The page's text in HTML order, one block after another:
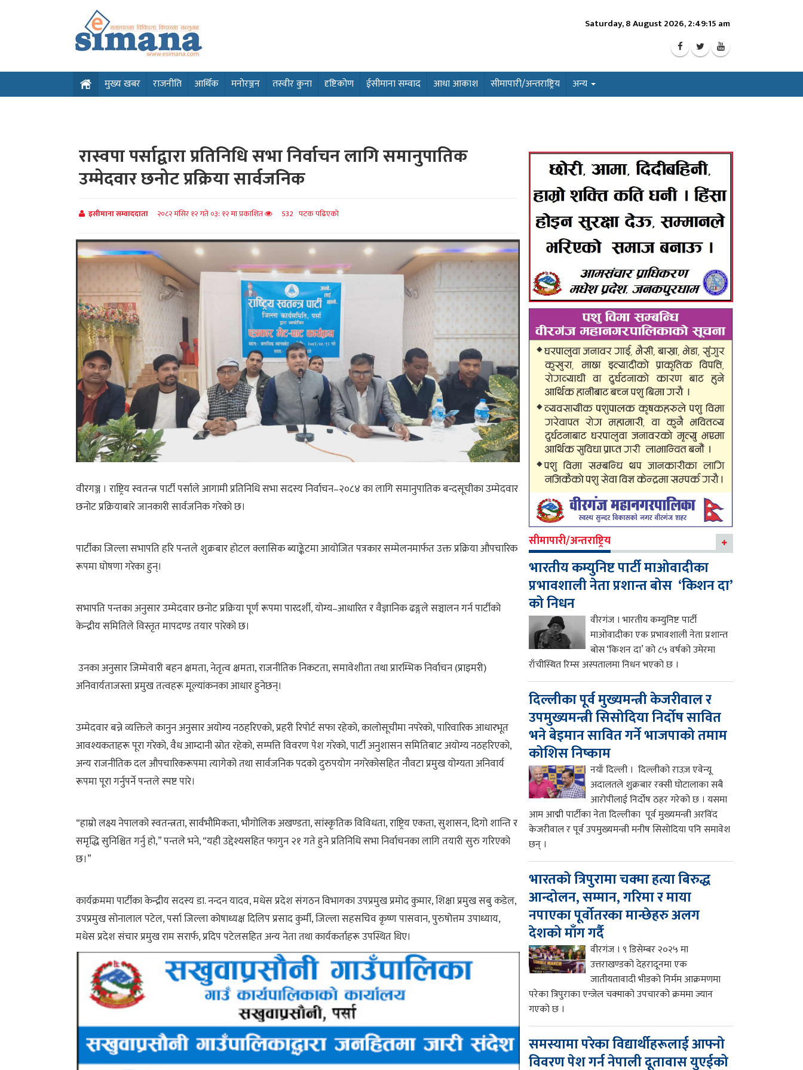
Saturday, 8 August 2026, 2:49:17 am
मुख्य खबर राजनीति आर्थिक मनोरञ्जन तस्वीर कुना दृष्टिकोण ईसीमाना सम्वाद आधा आकाश सीमापारी/अन्तराष्ट्रिय अन्य
रास्वपा पर्साद्वारा प्रतिनिधि सभा निर्वाचन लागि समानुपातिक
उम्मेदवार छनोट प्रक्रिया सार्वजनिक
इसीमाना सम्वाददाता २०८२ मंसिर १२ गते ०३: १२ मा प्रकाशित 532 पटक पढिएको
वीरगञ्ज । राष्ट्रिय स्वतन्त्र पार्टी पर्साले आगामी प्रतिनिधि सभा सदस्य निर्वाचन–२०८४ का लागि समानुपातिक बन्दसूचीका उम्मेदवार
छनोट प्रक्रियाबारे जानकारी सार्वजनिक गरेको छ।
पार्टीका जिल्ला सभापति हरि पन्तले शुक्रबार होटल क्लासिक ब्याङ्केटमा आयोजित पत्रकार सम्मेलनमार्फत उक्त प्रक्रिया औपचारिक
रूपमा घोषणा गरेका हुन्।
सभापति पन्तका अनुसार उम्मेदवार छनोट प्रक्रिया पूर्ण रूपमा पारदर्शी, योग्य–आधारित र वैज्ञानिक ढङ्गले सञ्चालन गर्न पार्टीको
केन्द्रीय समितिले विस्तृत मापदण्ड तयार पारेको छ।
उनका अनुसार जिम्मेवारी बहन क्षमता, नेतृत्व क्षमता, राजनीतिक निकटता, समावेशीता तथा प्रारम्भिक निर्वाचन (प्राइमरी)
अनिवार्यताजस्ता प्रमुख तत्वहरू मूल्यांकनका आधार हुनेछन्।
उम्मेदवार बन्ने व्यक्तिले कानुन अनुसार अयोग्य नठहरिएको, प्रहरी रिपोर्ट सफा रहेको, कालोसूचीमा नपरेको, पारिवारिक आधारभूत
आवश्यकताहरू पूरा गरेको, वैध आम्दानी स्रोत रहेको, सम्पत्ति विवरण पेश गरेको, पार्टी अनुशासन समितिबाट अयोग्य नठहरिएको,
अन्य राजनीतिक दल औपचारिकरूपमा त्यागेको तथा सार्वजनिक पदको दुरुपयोग नगरेकोसहित नौवटा प्रमुख योग्यता अनिवार्य
रूपमा पूरा गर्नुपर्ने पन्तले स्पष्ट पारे।
“हाम्रो लक्ष्य नेपालको स्वतन्त्रता, सार्वभौमिकता, भौगोलिक अखण्डता, सांस्कृतिक विविधता, राष्ट्रिय एकता, सुशासन, दिगो शान्ति र
समृद्धि सुनिश्चित गर्नु हो,” पन्तले भने, “यही उद्देश्यसहित फागुन २१ गते हुने प्रतिनिधि सभा निर्वाचनका लागि तयारी सुरु गरिएको
छ।”
कार्यक्रममा पार्टीका केन्द्रीय सदस्य डा. नन्दन यादव, मधेस प्रदेश संगठन विभागका उपप्रमुख प्रमोद कुमार, शिक्षा प्रमुख सबु कडेल,
उपप्रमुख सोनालाल पटेल, पर्सा जिल्ला कोषाध्यक्ष दिलिप प्रसाद कुर्मी, जिल्ला सहसचिव कृष्ण पासवान, पुरुषोत्तम उपाध्याय,
मधेस प्रदेश संचार प्रमुख राम सरार्फ, प्रदिप पटेलसहित अन्य नेता तथा कार्यकर्ताहरू उपस्थित थिए।
सीमापारी/अन्तराष्ट्रिय
भारतीय कम्युनिष्ट पार्टी माओवादीका
प्रभावशाली नेता प्रशान्त बोस ‘किशन दा’
को निधन
वीरगंज । भारतीय कम्युनिष्ट पार्टी
माओवादीका एक प्रभावशाली नेता प्रशान्त
बोस ‘किशन दा’ को ८५ वर्षको उमेरमा
राँचीस्थित रिम्स अस्पतालमा निधन भएको छ ।
दिल्लीका पूर्व मुख्यमन्त्री केजरीवाल र
उपमुख्यमन्त्री सिसोदिया निर्दोष सावित
भने बेइमान सावित गर्ने भाजपाको तमाम
कोशिस निष्काम
नयाँ दिल्ली । दिल्लीको राउज़ एवेन्यू
अदालतले शुक्रबार रक्सी घोटालाका सबै
आरोपीलाई निर्दोष ठहर गरेको छ । यसमा
आम आद्मी पार्टीका नेता दिल्लीका पूर्व मुख्यमन्त्री अरविंद
केजरीवाल र पूर्व उपमुख्यमन्त्री मनीष सिसोदिया पनि समावेश
छन् ।
भारतको त्रिपुरामा चक्मा हत्या बिरुद्ध
आन्दोलन, सम्मान, गरिमा र माया
नपाएका पूर्वोतरका मान्छेहरु अलग
देशको माँग गर्दै
वीरगंज । ९ डिसेम्बर २०२५ मा
उत्तराखण्डको देहरादूनमा एक
जातीयतावादी भीडको निर्मम आक्रमणमा
परेका त्रिपुराका एन्जेल चक्माको उपचारको क्रममा ज्यान
गएको छ ।
समस्यामा परेका विद्यार्थीहरूलाई आफ्नो
विवरण पेश गर्न नेपाली दूतावास युएईको